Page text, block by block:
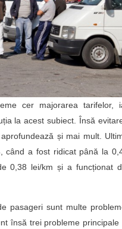
IDIS
politici locale din
cer majorarea tarifelor,
la acest subiect. Însă
și mai mult.
când a fost ridicat până la
0,38 lei/km și a funcționat
pasageri sunt multe
însă trei probleme principale